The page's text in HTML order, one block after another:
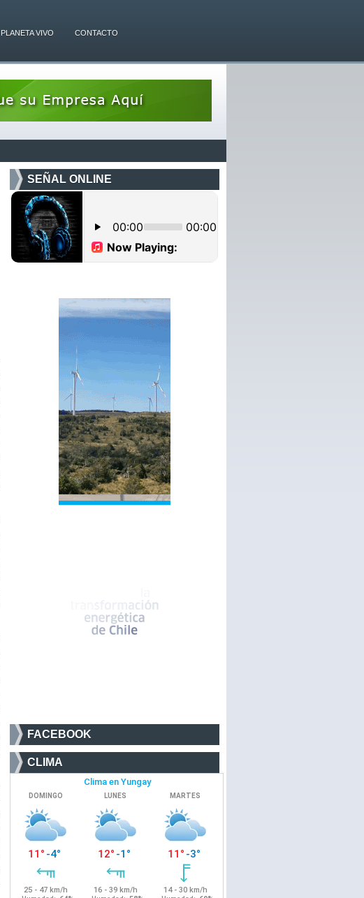
PLANETA VIVO CONTACTO
SEÑAL ONLINE
FACEBOOK
CLIMA